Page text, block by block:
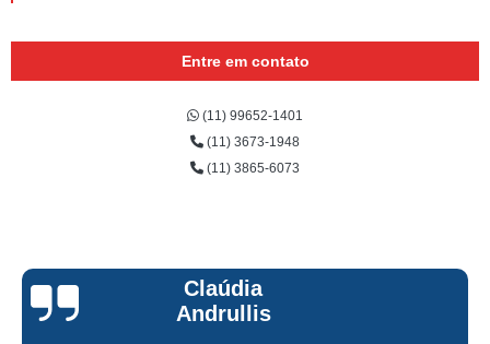
Entre em contato
(11) 99652-1401
(11) 3673-1948
(11) 3865-6073
Claúdia
Andrullis